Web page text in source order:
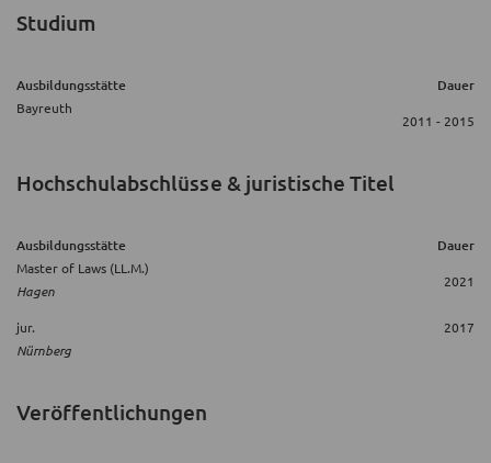
Studium
Ausbildungsstätte Dauer
Bayreuth
2011 - 2015
Hochschulabschlüsse & juristische Titel
Ausbildungsstätte Dauer
Master of Laws (LL.M.)
Hagen
2021
jur.
Nürnberg
2017
Veröffentlichungen